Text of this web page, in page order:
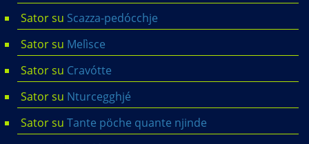
Satorsu Scazza-pedócchje
Satorsu Melìsce
Satorsu Cravótte
Satorsu Nturcegghjé
Satorsu Tante pöche quante njinde